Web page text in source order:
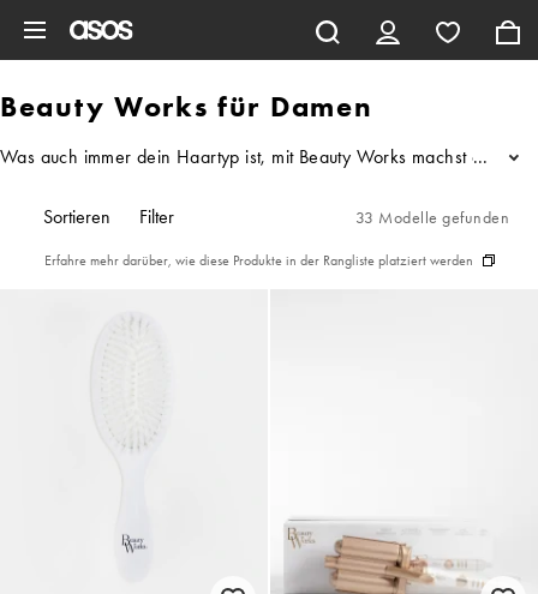
Beauty Works für Damen
Was auch immer dein Haartyp ist, mit Beauty Works machst du
...
Sortieren Filter 33 Modelle gefunden
Erfahre mehr darüber, wie diese Produkte in der Rangliste platziert werden